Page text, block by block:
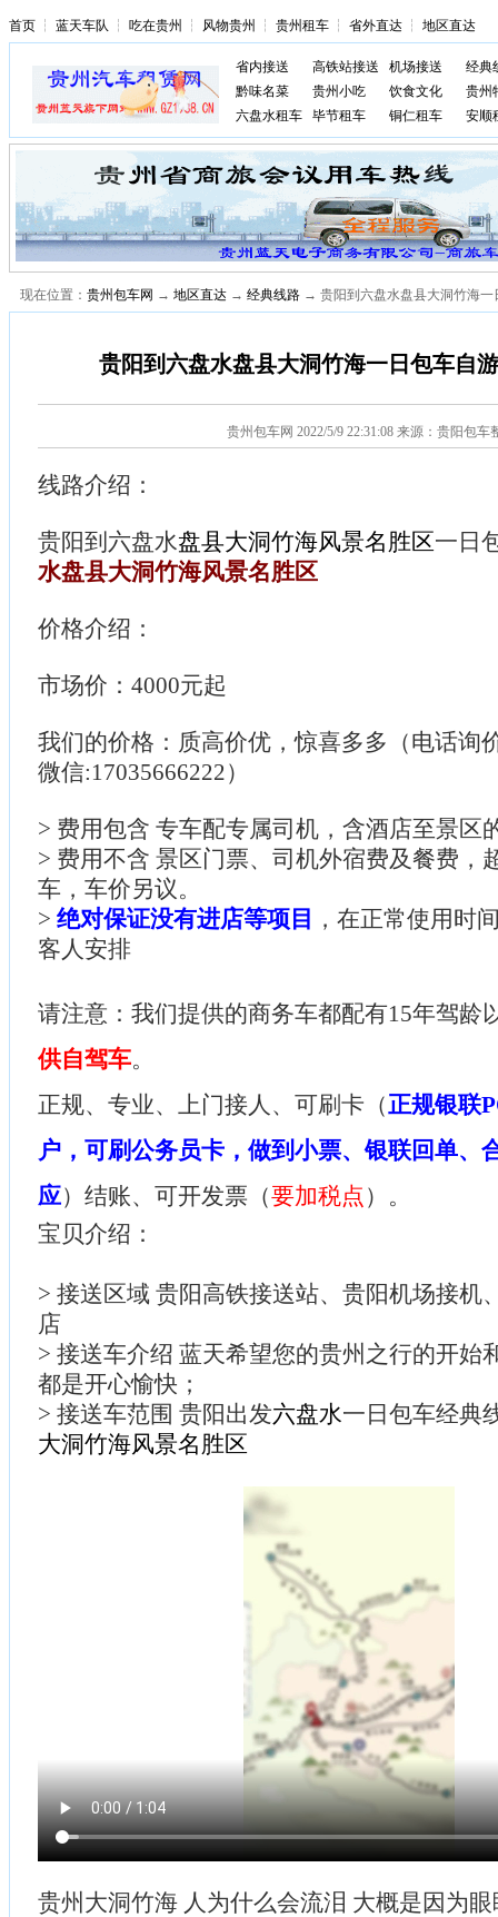
首页 ┆ 蓝天车队 ┆ 吃在贵州 ┆ 风物贵州 ┆ 贵州租车 ┆ 省外直达 ┆ 地区直达
省内接送 高铁站接送 机场接送
经典
黔味名菜
贵州小吃 饮食文化
贵州
六盘水租车
毕节租车 铜仁租车 安顺
现在位置： 贵州包车网 → 地区直达 → 经典线路 → 贵阳到六盘水盘县大洞竹海一
贵阳到六盘水盘县大洞竹海一日包车自
贵州包车网 2022/5/9 22:31:08 来源：贵阳包车
线路介绍：
贵阳到六盘水盘县大洞竹海风景名胜区一日
水盘县大洞竹海风景名胜区
价格介绍：
市场价：4000元起
我们的价格：质高价优，惊喜多多（电话询
微信:17035666222）
> 费用包含 专车配专属司机，含酒店至景区
> 费用不含 景区门票、司机外宿费及餐费，
车，车价另议。
> 绝对保证没有进店等项目 ，在正常使用时
客人安排
请注意：我们提供的商务车都配有15年驾龄
供自驾车。
正规、专业、上门接人、可刷卡（正规银联
户，可刷公务员卡，做到小票、银联回单、
应）结账、可开发票（要加税点 ）。
宝贝介绍：
> 接送区域 贵阳高铁接送站、贵阳机场接机
店
> 接送车介绍 蓝天希望您的贵州之行的开始
都是开心愉快；
> 接送车范围 贵阳出发六盘水一日包车经典
大洞竹海风景名胜区
贵州大洞竹海 人为什么会流泪 大概是因为